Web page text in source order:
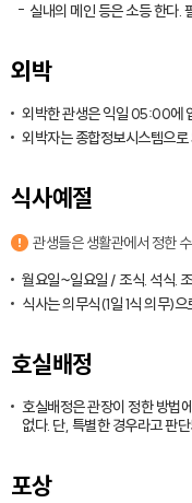
실내의 메인 등은 소등 한다.
외박
외박한 관생은 익일 05:00에
외박자는 종합정보시스템으로
식사예절
관생들은 생활관에서 정한
월요일~일요일 / 조식. 석식.
식사는 의무식(1일 1식 의무)으
호실배정
호실배정은 관장이 정한 방법
없다. 단, 특별한 경우라고 판
포상